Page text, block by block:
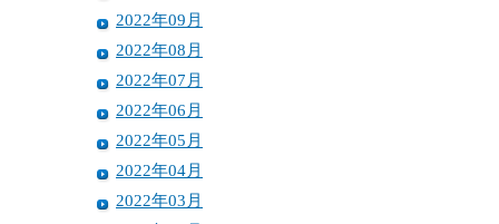
2022年09月
2022年08月
2022年07月
2022年06月
2022年05月
2022年04月
2022年03月